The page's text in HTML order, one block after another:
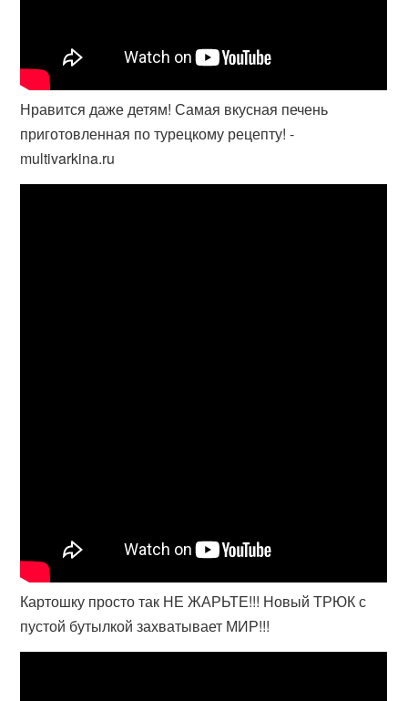
Нравится даже детям! Самая вкусная печень
приготовленная по турецкому рецепту! -
multivarkina.ru
Картошку просто так НЕ ЖАРЬТЕ!!! Новый ТРЮК с
пустой бутылкой захватывает МИР!!!